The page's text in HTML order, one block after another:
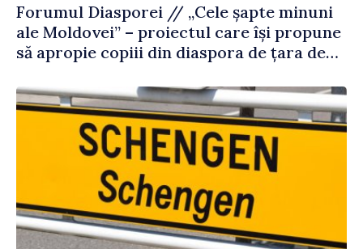
Forumul Diasporei // „Cele șapte minuni
ale Moldovei” – proiectul care își propune
să apropie copiii din diaspora de țara de